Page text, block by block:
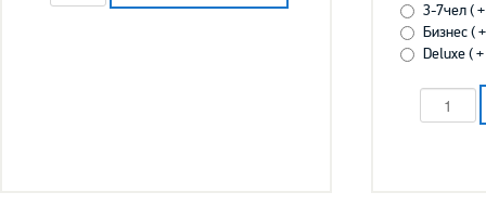
3-7чел (
Бизнес (
Deluxe (